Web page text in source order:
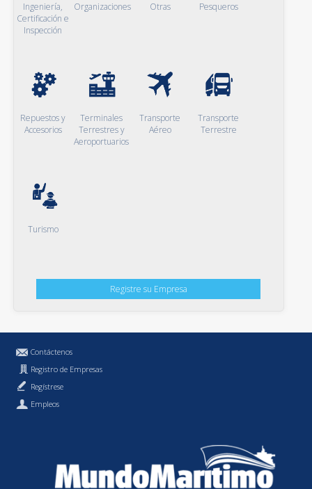
Ingeniería,
Certificación e
Inspección
Organizaciones Otras Pesqueros
Repuestos y
Accesorios
Terminales
Terrestres y
Aeroportuarios
Transporte
Aéreo
Transporte
Terrestre
Turismo
Registre su Empresa
Contáctenos
Registro de Empresas
Regístrese
Empleos